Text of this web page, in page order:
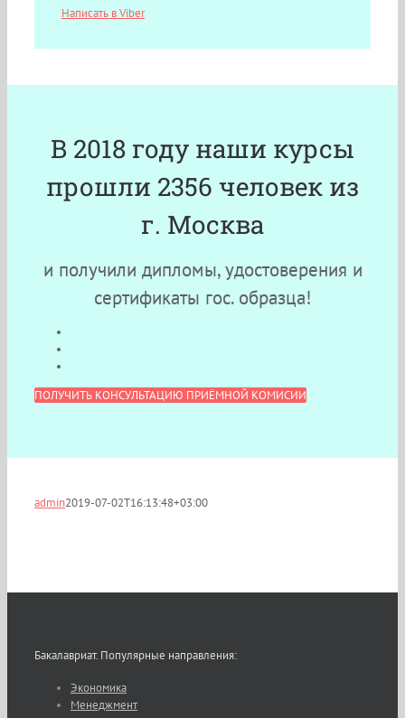
Написать в Viber
В 2018 году наши курсы
прошли 2356 человек из
г. Москва
и получили дипломы, удостоверения и
сертификаты гос. образца!
ПОЛУЧИТЬ КОНСУЛЬТАЦИЮ ПРИЁМНОЙ КОМИСИИ
admin2019-07-02T16:13:48+03:00
Бакалавриат. Популярные направления:
Экономика
Менеджмент